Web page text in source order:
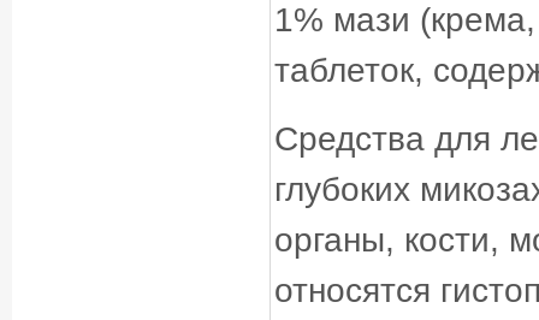
1% мази
таблеток,
Средства для
глубоких
органы, кости,
относятся